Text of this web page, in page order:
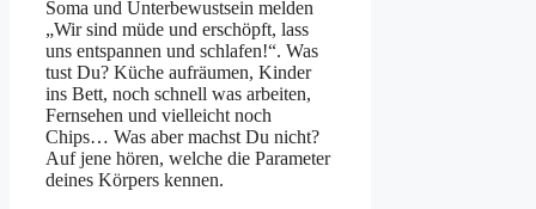
Soma und Unterbewustsein melden
„Wir sind müde und erschöpft, lass
uns entspannen und schlafen!“. Was
tust Du? Küche aufräumen, Kinder
ins Bett, noch schnell was arbeiten,
Fernsehen und vielleicht noch
Chips… Was aber machst Du nicht?
Auf jene hören, welche die Parameter
deines Körpers kennen.